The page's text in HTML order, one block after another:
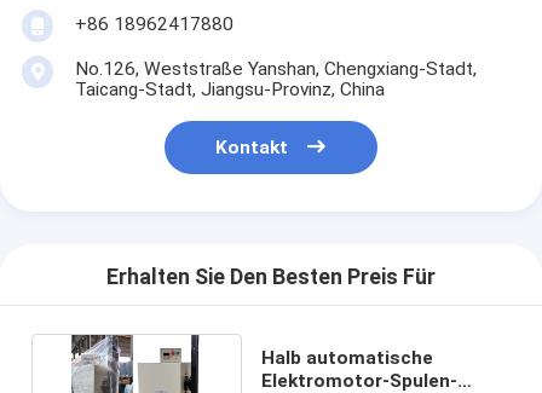
+86 18962417880
No.126, Weststraße Yanshan, Chengxiang-Stadt,
Taicang-Stadt, Jiangsu-Provinz, China
Kontakt
Erhalten Sie Den Besten Preis Für
Halb automatische
Elektromotor-Spulen-